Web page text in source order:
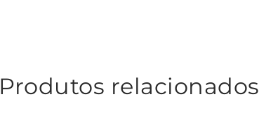
Produtos relacionados